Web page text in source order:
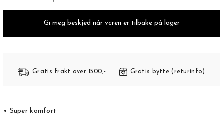
Gi meg beskjed når varen er tilbake på lager
Gratis frakt over 1500,- Gratis bytte (returinfo)
• Super komfort